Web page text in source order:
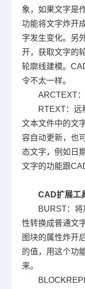
象，如果文字是
功能将文字炸开
字发生变化。另
开，获取文字的
轮廓线建模。
令不太一样。
ARCTEXT
RTEXT：远
文本文件中的文字
容自动更新，也
态文字，例如日
文字的功能跟
CAD扩展工
BURST：将
性转换成普通文
图块的属性炸开
的值，用这个功
来。